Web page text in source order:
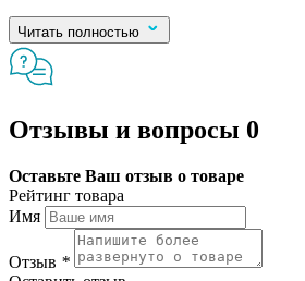
Читать полностью
Отзывы и вопросы 0
Оставьте Ваш отзыв о товаре
Рейтинг товара
Имя
Отзыв *